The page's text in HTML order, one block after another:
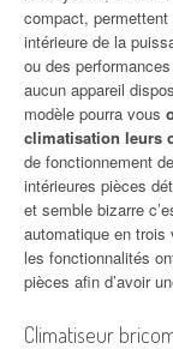
compact,
intérieure de la
ou des
aucun appareil
modèle pourra vous
climatisation leurs
de fonctionnement
intérieures pièces
et semble bizarre
automatique en
les fonctionnalités
pièces afin d’avoir
Climatiseur